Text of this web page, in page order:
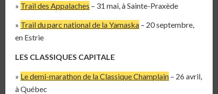
» Trail des Appalaches – 31 mai, à Sainte-Praxède
» Trail du parc national de la Yamaska – 20 septembre,
en Estrie
LES CLASSIQUES CAPITALE
» Le demi-marathon de la Classique Champlain – 26 avril,
à Québec